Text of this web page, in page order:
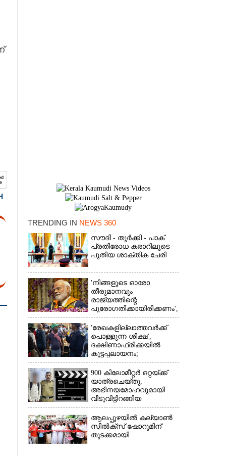
TRENDING IN NEWS 360
സൗദി - തുർക്കി - പാക്
പ്രതിരോധ കരാറിലൂടെ
പുതിയ ശാക്തിക ചേരി
'നിങ്ങളുടെ ഓരോ
തീരുമാനവും
രാജ്യത്തിന്റെ
പുരോഗതിക്കായിരിക്കണം',​
വിദ്യാർത്ഥികളോട്
പ്രധാനമന്ത്രി
'രേഖകളില്ലാത്തവർക്ക്
പൊള്ളുന്ന ശിക്ഷ',
ദക്ഷിണാഫ്രിക്കയിൽ
കൂട്ടപ്പലായനം;
ജീവനുംകൊണ്ട്
നാടുകടന്നത് ഒരു
ലക്ഷത്തിലധികം പേർ
900 കിലോമീറ്റർ ഒറ്റയ്‌ക്ക്
യാത്രചെ‌യ്‌തു,​
അഭിനയമോഹവുമായി
വീടുവിട്ടിറങ്ങിയ
പതിനാറുകാരനെ
കണ്ടെത്തിയത് ഫിലിം
സിറ്റിയിൽ
ആലപ്പുഴയിൽ കല്യാൺ
സിൽക്‌സ് ഷോറൂമിന്
തുടക്കമായി
×